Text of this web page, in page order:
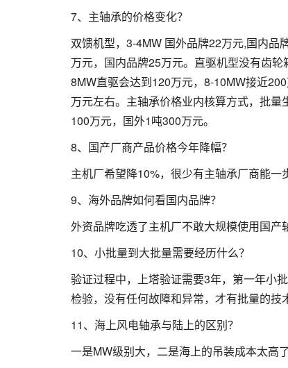
7、主轴承的价格变化？
双馈机型，3-4MW 国外品牌22万元,国内品
万元，国内品牌25万元。直驱机型没有齿
8MW直驱会达到120万元，8-10MW接近
万元左右。主轴承价格业内核算方式，批
100万元，国外1吨300万元。
8、国产厂商产品价格今年降幅？
主机厂希望降10%，很少有主轴承厂商能一
9、海外品牌如何看国内品牌？
外资品牌吃透了主机厂不敢大规模使用国产
10、小批量到大批量需要经历什么？
验证过程中，上塔验证需要3年，第一年小
检验，没有任何故障和异常，才有批量的技
11、海上风电轴承与陆上的区别？
一是MW级别大，二是海上的吊装成本太高